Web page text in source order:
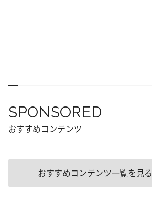
SPONSORED
おすすめコンテンツ
おすすめコンテンツ一覧を見る